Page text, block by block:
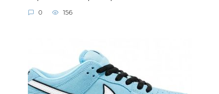
0 156